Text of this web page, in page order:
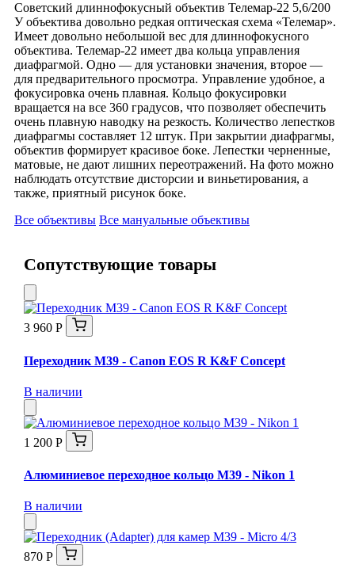
Советский длиннофокусный объектив Телемар-22 5,6/200
У объектива довольно редкая оптическая схема «Телемар».
Имеет довольно небольшой вес для длиннофокусного
объектива. Телемар-22 имеет два кольца управления
диафрагмой. Одно — для установки значения, второе —
для предварительного просмотра. Управление удобное, а
фокусировка очень плавная. Кольцо фокусировки
вращается на все 360 градусов, что позволяет обеспечить
очень плавную наводку на резкость. Количество лепестков
диафрагмы составляет 12 штук. При закрытии диафрагмы,
объектив формирует красивое боке. Лепестки черненные,
матовые, не дают лишних переотражений. На фото можно
наблюдать отсутствие дисторсии и виньетирования, а
также, приятный рисунок боке.
Все объективы Все мануальные объективы
Сопутствующие товары
3 960 Р
Переходник M39 - Canon EOS R K&F Concept
В наличии
1 200 Р
Алюминиевое переходное кольцо M39 - Nikon 1
В наличии
870 Р